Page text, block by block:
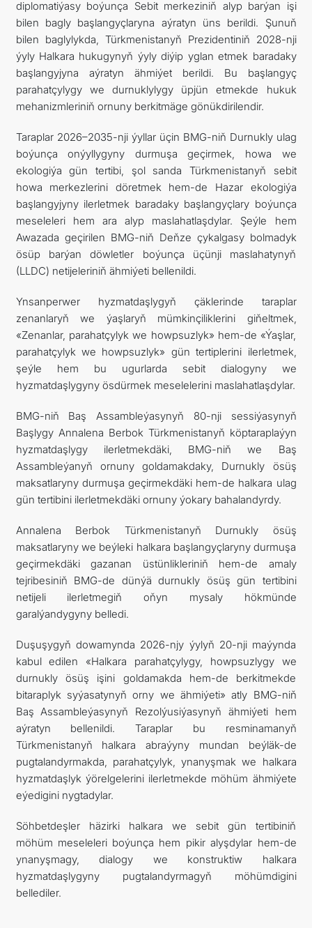
diplomatiýasy boýunça Sebit merkeziniň alyp barýan işi
bilen bagly başlangyçlaryna aýratyn üns berildi. Şunuň
bilen baglylykda, Türkmenistanyň Prezidentiniň 2028-nji
ýyly Halkara hukugynyň ýyly diýip yglan etmek baradaky
başlangyjyna aýratyn ähmiýet berildi. Bu başlangyç
parahatçylygy we durnuklylygy üpjün etmekde hukuk
mehanizmleriniň ornuny berkitmäge gönükdirilendir.
Taraplar 2026–2035-nji ýyllar üçin BMG-niň Durnukly ulag
boýunça onýyllygyny durmuşa geçirmek, howa we
ekologiýa gün tertibi, şol sanda Türkmenistanyň sebit
howa merkezlerini döretmek hem-de Hazar ekologiýa
başlangyjyny ilerletmek baradaky başlangyçlary boýunça
meseleleri hem ara alyp maslahatlaşdylar. Şeýle hem
Awazada geçirilen BMG-niň Deňze çykalgasy bolmadyk
ösüp barýan döwletler boýunça üçünji maslahatynyň
(LLDC) netijeleriniň ähmiýeti bellenildi.
Ynsanperwer hyzmatdaşlygyň çäklerinde taraplar
zenanlaryň we ýaşlaryň mümkinçiliklerini giňeltmek,
«Zenanlar, parahatçylyk we howpsuzlyk» hem-de «Ýaşlar,
parahatçylyk we howpsuzlyk» gün tertiplerini ilerletmek,
şeýle hem bu ugurlarda sebit dialogyny we
hyzmatdaşlygyny ösdürmek meselelerini maslahatlaşdylar.
BMG-niň Baş Assambleýasynyň 80-nji sessiýasynyň
Başlygy Annalena Berbok Türkmenistanyň köptaraplaýyn
hyzmatdaşlygy ilerletmekdäki, BMG-niň we Baş
Assambleýanyň ornuny goldamakdaky, Durnukly ösüş
maksatlaryny durmuşa geçirmekdäki hem-de halkara ulag
gün tertibini ilerletmekdäki ornuny ýokary bahalandyrdy.
Annalena Berbok Türkmenistanyň Durnukly ösüş
maksatlaryny we beýleki halkara başlangyçlaryny durmuşa
geçirmekdäki gazanan üstünlikleriniň hem-de amaly
tejribesiniň BMG-de dünýä durnukly ösüş gün tertibini
netijeli ilerletmegiň oňyn mysaly hökmünde
garalýandygyny belledi.
Duşuşygyň dowamynda 2026-njy ýylyň 20-nji maýynda
kabul edilen «Halkara parahatçylygy, howpsuzlygy we
durnukly ösüş işini goldamakda hem-de berkitmekde
bitaraplyk syýasatynyň orny we ähmiýeti» atly BMG-niň
Baş Assambleýasynyň Rezolýusiýasynyň ähmiýeti hem
aýratyn bellenildi. Taraplar bu resminamanyň
Türkmenistanyň halkara abraýyny mundan beýläk-de
pugtalandyrmakda, parahatçylyk, ynanyşmak we halkara
hyzmatdaşlyk ýörelgelerini ilerletmekde möhüm ähmiýete
eýedigini nygtadylar.
Söhbetdeşler häzirki halkara we sebit gün tertibiniň
möhüm meseleleri boýunça hem pikir alyşdylar hem-de
ynanyşmagy, dialogy we konstruktiw halkara
hyzmatdaşlygyny pugtalandyrmagyň möhümdigini
bellediler.